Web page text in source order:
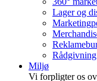
Lager og
Rådgivning
Miljø
Vi forpligter os